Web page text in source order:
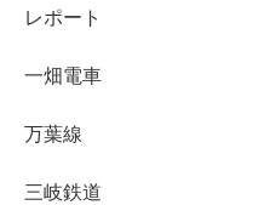
レポート
一畑電車
万葉線
三岐鉄道